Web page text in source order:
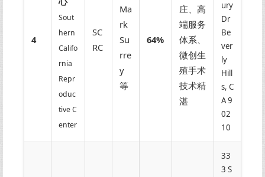
4
Sout
hern
Califo
rnia
Repr
oduc
tive C
enter
SC
RC
Ma
rk
Su
rre
y
等
64%
庄、高
端服务
体系、
微创生
殖手术
技术精
湛
ury
Dr
Be
ver
ly
Hill
s, C
A 9
02
10
33
3 S